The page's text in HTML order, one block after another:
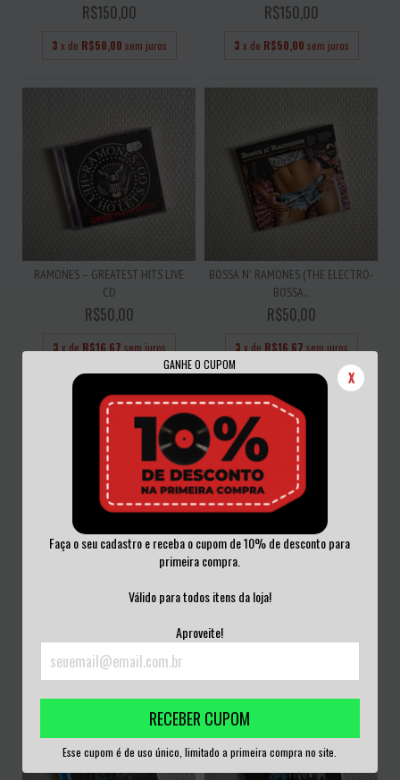
GANHE O CUPOM
X
Faça o seu cadastro e receba o cupom de 10% de desconto para
primeira compra.
Válido para todos itens da loja!
Aproveite!
RECEBER CUPOM
Esse cupom é de uso único, limitado a primeira compra no site.
R$150,00
3 x de R$50,00 sem juros
R$150,00
3 x de R$50,00 sem juros
RAMONES – GREATEST HITS LIVE
CD
R$50,00
3 x de R$16,67 sem juros
BOSSA N' RAMONES (THE ELECTRO-
BOSSA...
R$50,00
3 x de R$16,67 sem juros
E TEQUILA BA...
R$50,00